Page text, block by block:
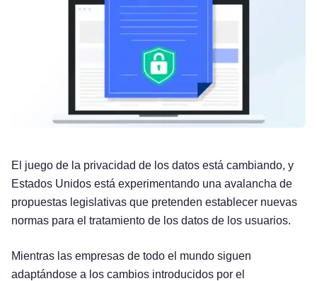
El juego de la privacidad de los datos está cambiando, y
Estados Unidos está experimentando una avalancha de
propuestas legislativas que pretenden establecer nuevas
normas para el tratamiento de los datos de los usuarios.
Mientras las empresas de todo el mundo siguen
adaptándose a los cambios introducidos por el